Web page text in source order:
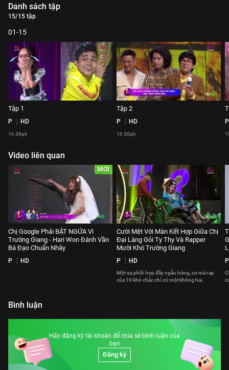
Danh sách tập
15/15 tập
01-15
Tập 1
P HD
1h 39ph
Tập 2
P HD
1h 30ph
P
Video liên quan
MỚI
Chị Google Phải BẬT NGỬA Vì
Trường Giang - Hari Won Đánh Vần
Bá Đạo Chuẩn Nhây
P HD
Cười Mệt Với Màn Kết Hợp Giữa Chị
Đại Làng Gỏi Ty Thy Và Rapper
Mười Khó Trường Giang
P HD
Một sự phối hợp đầy ngẫu hứng, cơ mà rap
của 10 khó chắc chỉ có một không hai.
P
Bình luận
Hãy đăng ký tài khoản để chia sẻ bình luận của
bạn
Đăng ký